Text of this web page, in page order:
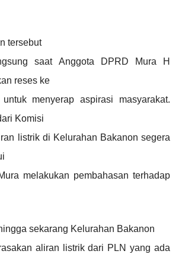
tersebut
saat Anggota DPRD Mura H
reses ke
menyerap aspirasi masyarakat.
Komisi
listrik di Kelurahan Bakanon segera
melakukan pembahasan terhadap
sekarang Kelurahan Bakanon
aliran listrik dari PLN yang ada